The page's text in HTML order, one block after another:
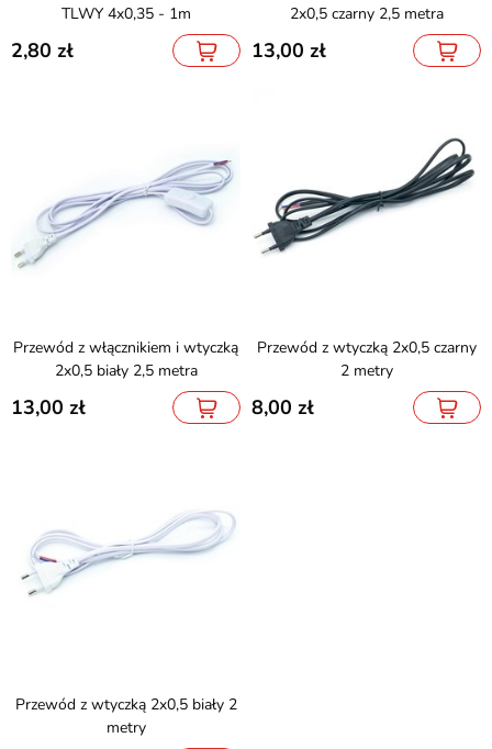
TLWY 4x0,35 - 1m
2,80
2x0,5 czarny 2,5 metra
13,00
Przewód z włącznikiem i wtyczką
2x0,5 biały 2,5 metra
13,00
Przewód z wtyczką 2x0,5 czarny
2 metry
8,00
Przewód z wtyczką 2x0,5 biały 2
metry